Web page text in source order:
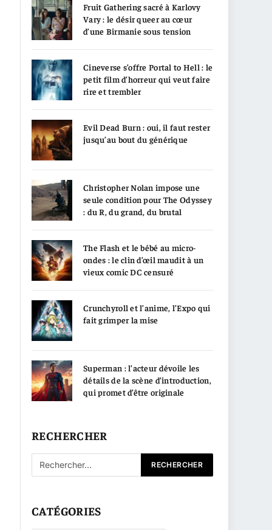
Fruit Gathering sacré à Karlovy
Vary : le désir queer au cœur
d’une Birmanie sous tension
Cineverse s’offre Portal to Hell : le
petit film d’horreur qui veut faire
rire et trembler
Evil Dead Burn : oui, il faut rester
jusqu’au bout du générique
Christopher Nolan impose une
seule condition pour The Odyssey
: du R, du grand, du brutal
The Flash et le bébé au micro-
ondes : le clin d’œil maudit à un
vieux comic DC censuré
Crunchyroll et l’anime, l’Expo qui
fait grimper la mise
Superman : l’acteur dévoile les
détails de la scène d’introduction,
qui promet d’être originale
RECHERCHER
CATÉGORIES